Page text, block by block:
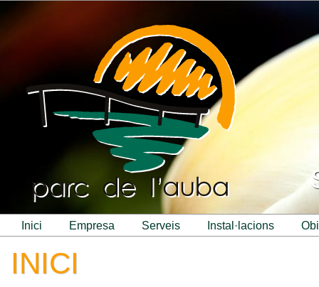
inici empresa serveis instal·lacions
INICI